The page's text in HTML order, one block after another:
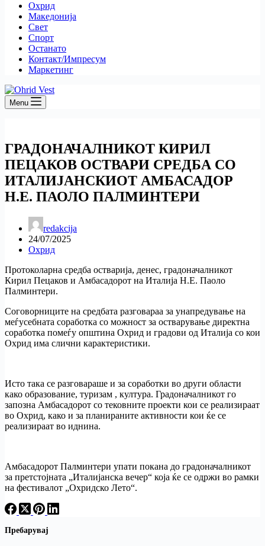
Охрид
Македонија
Свет
Спорт
Останато
Контакт/Импресум
Маркетинг
Menu
ГРАДОНАЧАЛНИКОТ КИРИЛ
ПЕЦАКОВ ОСТВАРИ СРЕДБА СО
ИТАЛИЈАНСКИОТ АМБАСАДОР
Н.Е. ПАОЛО ПАЛМИНТЕРИ
redakcija
24/07/2025
Охрид
Протоколарна средба остварија, денес, градоначалникот
Кирил Пецаков и Амбасадорот на Италија Н.Е. Паоло
Палминтери.
Соговорниците на средбата разговараа за унапредување на
меѓусебната соработка со можност за остварување директна
соработка помеѓу општина Охрид и градови од Италија со кои
Охрид има слични карактеристики.
Исто така се разговараше и за соработки во други области
како образование, туризам , култура. Градоначалникот го
запозна Амбасадорот со тековните проекти кои се реализираат
во Охрид, како и за планираните активности кои ќе се
реализираат во иднина.
Амбасадорот Палминтери упати покана до градоначалникот
за претстојната „Италијанска вечер“ која ќе се одржи во рамки
на фестивалот „Охридско Лето“.
Пребарувај